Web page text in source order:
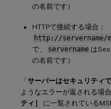
の名前です）
HTTPで接続する場合：
http://servername/
で、
servername は
の名前です）
「サーバーはセキュリティ
ようなエラーが返される場合
ティ］
に一覧されている